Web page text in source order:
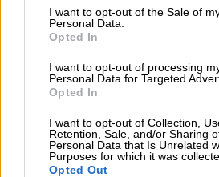
consent section.
I want to opt-out of the Sale of
Personal Data.
Opted In
I want to opt-out of processing
Personal Data for Targeted
Opted In
I want to opt-out of Collection,
Retention, Sale, and/or Sharing
Personal Data that Is Unrelated
Purposes for which it was
Opted Out